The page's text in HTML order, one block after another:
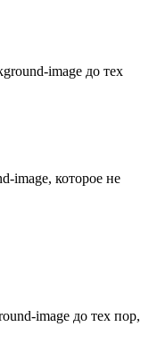
image до тех
image, которое не
image до тех пор,